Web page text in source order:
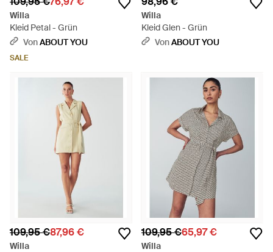
Willa
Kleid Petal - Grün
VonABOUT YOU
SALE
Willa
Kleid Glen - Grün
VonABOUT YOU
109,95 €87,96 €
Willa
109,95 €65,97 €
Willa